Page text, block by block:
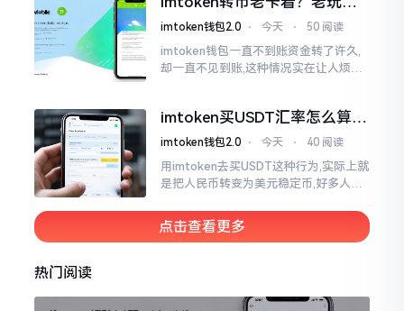
得
教你几招搞定
imtoken钱包2.0 ⋅ 今天 ⋅ 50 阅读
imtoken钱包一直不到账资金转了许久,
却一直不见到账,这种情况实在让人烦躁,
热锅上的蚂蚁,慌乱无措。
imtoken买USDT汇率怎么算？
几点买最划算
imtoken钱包2.0 ⋅ 今天 ⋅ 40 阅读
用imtoken去买USDT这种行为,实际上就
是把人民币转变为美元稳定币,好多人在
之中有着大量的数字,汇率呈现出忽高忽
低的状况
点击查看更多
热门阅读